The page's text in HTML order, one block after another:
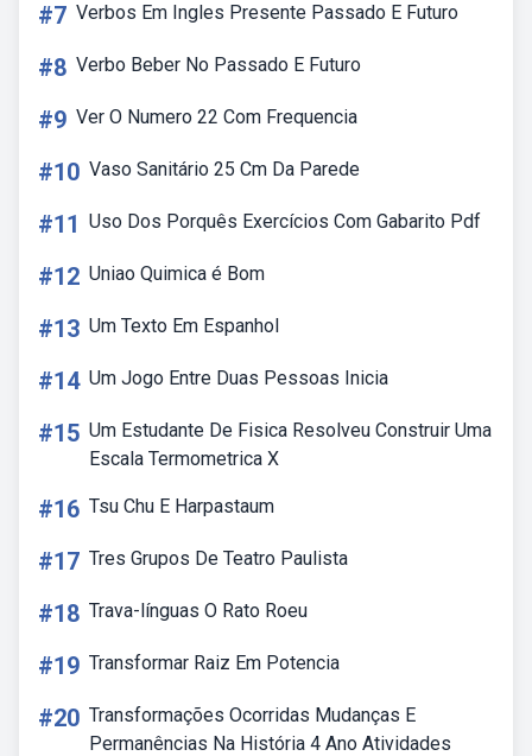
#7 Verbos Em Ingles Presente Passado E Futuro
#8 Verbo Beber No Passado E Futuro
#9 Ver O Numero 22 Com Frequencia
#10 Vaso Sanitário 25 Cm Da Parede
#11 Uso Dos Porquês Exercícios Com Gabarito Pdf
#12 Uniao Quimica é Bom
#13 Um Texto Em Espanhol
#14 Um Jogo Entre Duas Pessoas Inicia
#15 Um Estudante De Fisica Resolveu Construir Uma
Escala Termometrica X
#16 Tsu Chu E Harpastaum
#17 Tres Grupos De Teatro Paulista
#18 Trava-línguas O Rato Roeu
#19 Transformar Raiz Em Potencia
#20 Transformações Ocorridas Mudanças E
Permanências Na História 4 Ano Atividades